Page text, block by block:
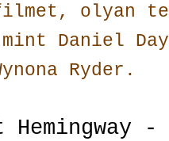
olyan
Daniel
Ryder.
Hemingway